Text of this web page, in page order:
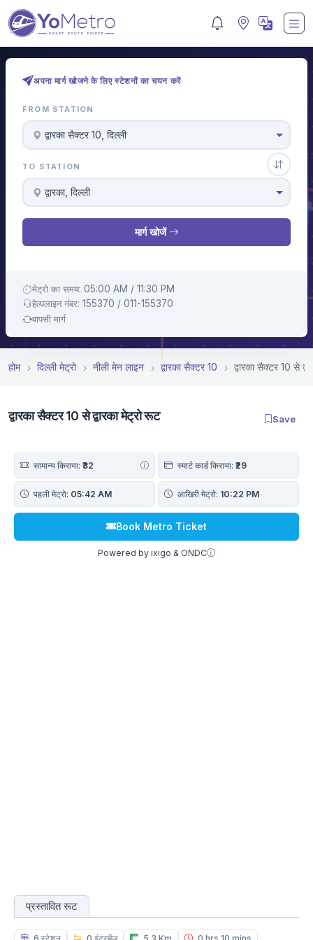
अपना मार्ग खोजने के लिए स्टेशनों का चयन करें
FROM STATION
द्वारका सैक्टर 10, दिल्ली
TO STATION
द्वारका, दिल्ली
मार्ग खोजें
मेट्रो का समय: 05:00 AM / 11:30 PM
हेल्पलाइन नंबर: 155370 / 011-155370
वापसी मार्ग
होम दिल्ली मेट्रो नीली मेन लाइन द्वारका सैक्टर 10 द्वारका सैक्टर 10 से
द्वारका सैक्टर 10 से द्वारका मेट्रो रूट Save
सामान्य किराया: ₹32 स्मार्ट कार्ड किराया: ₹29
पहली मेट्रो: 05:42 AM आखिरी मेट्रो: 10:22 PM
Book Metro Ticket
Powered by ixigo & ONDC
प्रस्तावित रूट